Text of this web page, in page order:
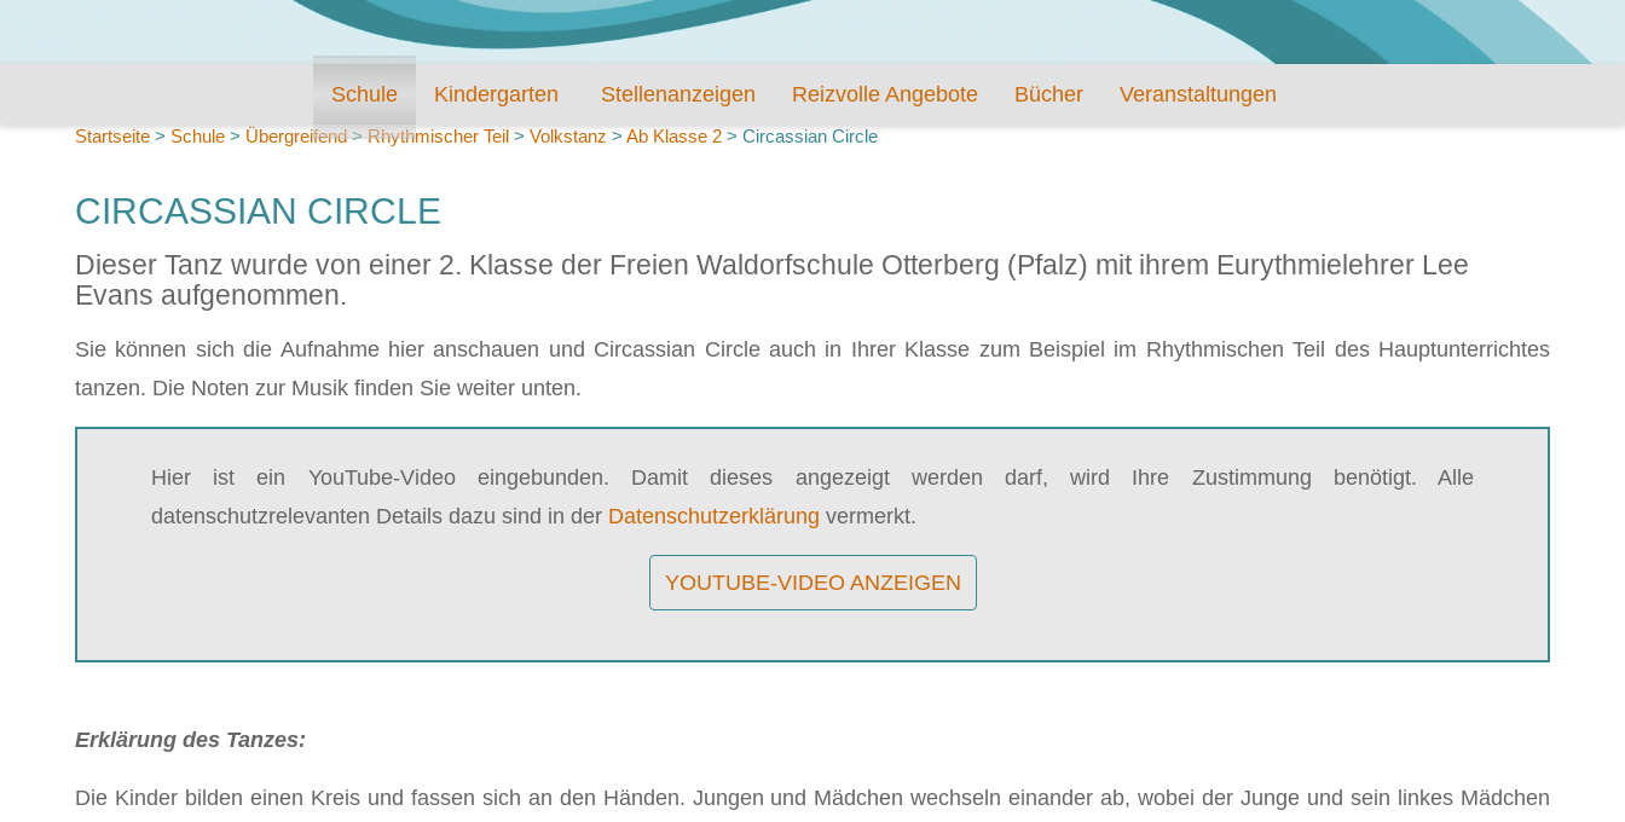
Schule Kindergarten Stellenanzeigen Reizvolle Angebote Bücher Veranstaltungen
Startseite > Schule > Übergreifend>Rhythmischer Teil > Volkstanz > Ab Klasse 2 > Circassian Circle
CIRCASSIAN CIRCLE
Dieser Tanz wurde von einer 2. Klasse der Freien Waldorfschule Otterberg (Pfalz) mit ihrem Eurythmielehrer Lee
Evans aufgenommen.
Sie können sich die Aufnahme hier anschauen und Circassian Circle auch in Ihrer Klasse zum Beispiel im Rhythmischen Teil des Hauptunterrichtes
tanzen. Die Noten zur Musik finden Sie weiter unten.
Hier ist ein YouTube-Video eingebunden. Damit dieses angezeigt werden darf, wird Ihre Zustimmung benötigt. Alle
datenschutzrelevanten Details dazu sind in der Datenschutzerklärung vermerkt.
YOUTUBE-VIDEO ANZEIGEN
Erklärung des Tanzes:
Die Kinder bilden einen Kreis und fassen sich an den Händen. Jungen und Mädchen wechseln einander ab, wobei der Junge und sein linkes Mädchen